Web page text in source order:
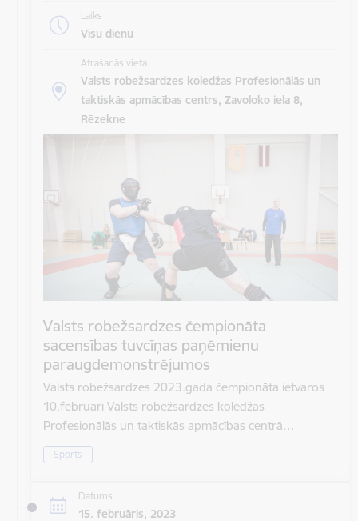
Laiks
Visu dienu
Atrašanās vieta
Valsts robežsardzes koledžas Profesionālās un
taktiskās apmācības centrs, Zavoloko iela 8,
Rēzekne
Valsts robežsardzes čempionāta
sacensības tuvcīņas paņēmienu
paraugdemonstrējumos
Valsts robežsardzes 2023.gada čempionāta ietvaros
10.februārī Valsts robežsardzes koledžas
Profesionālās un taktiskās apmācības centrā…
Sports
Datums
15. februāris, 2023